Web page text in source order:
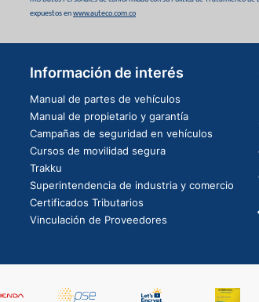
expuestos enwww.auteco.com.co
Información de interés
Manual de partes de vehículos
Manual de propietario y garantía
Campañas de seguridad en vehículos
Cursos de movilidad segura
Trakku
Superintendencia de industria y comercio
Certificados Tributarios
Vinculación de Proveedores